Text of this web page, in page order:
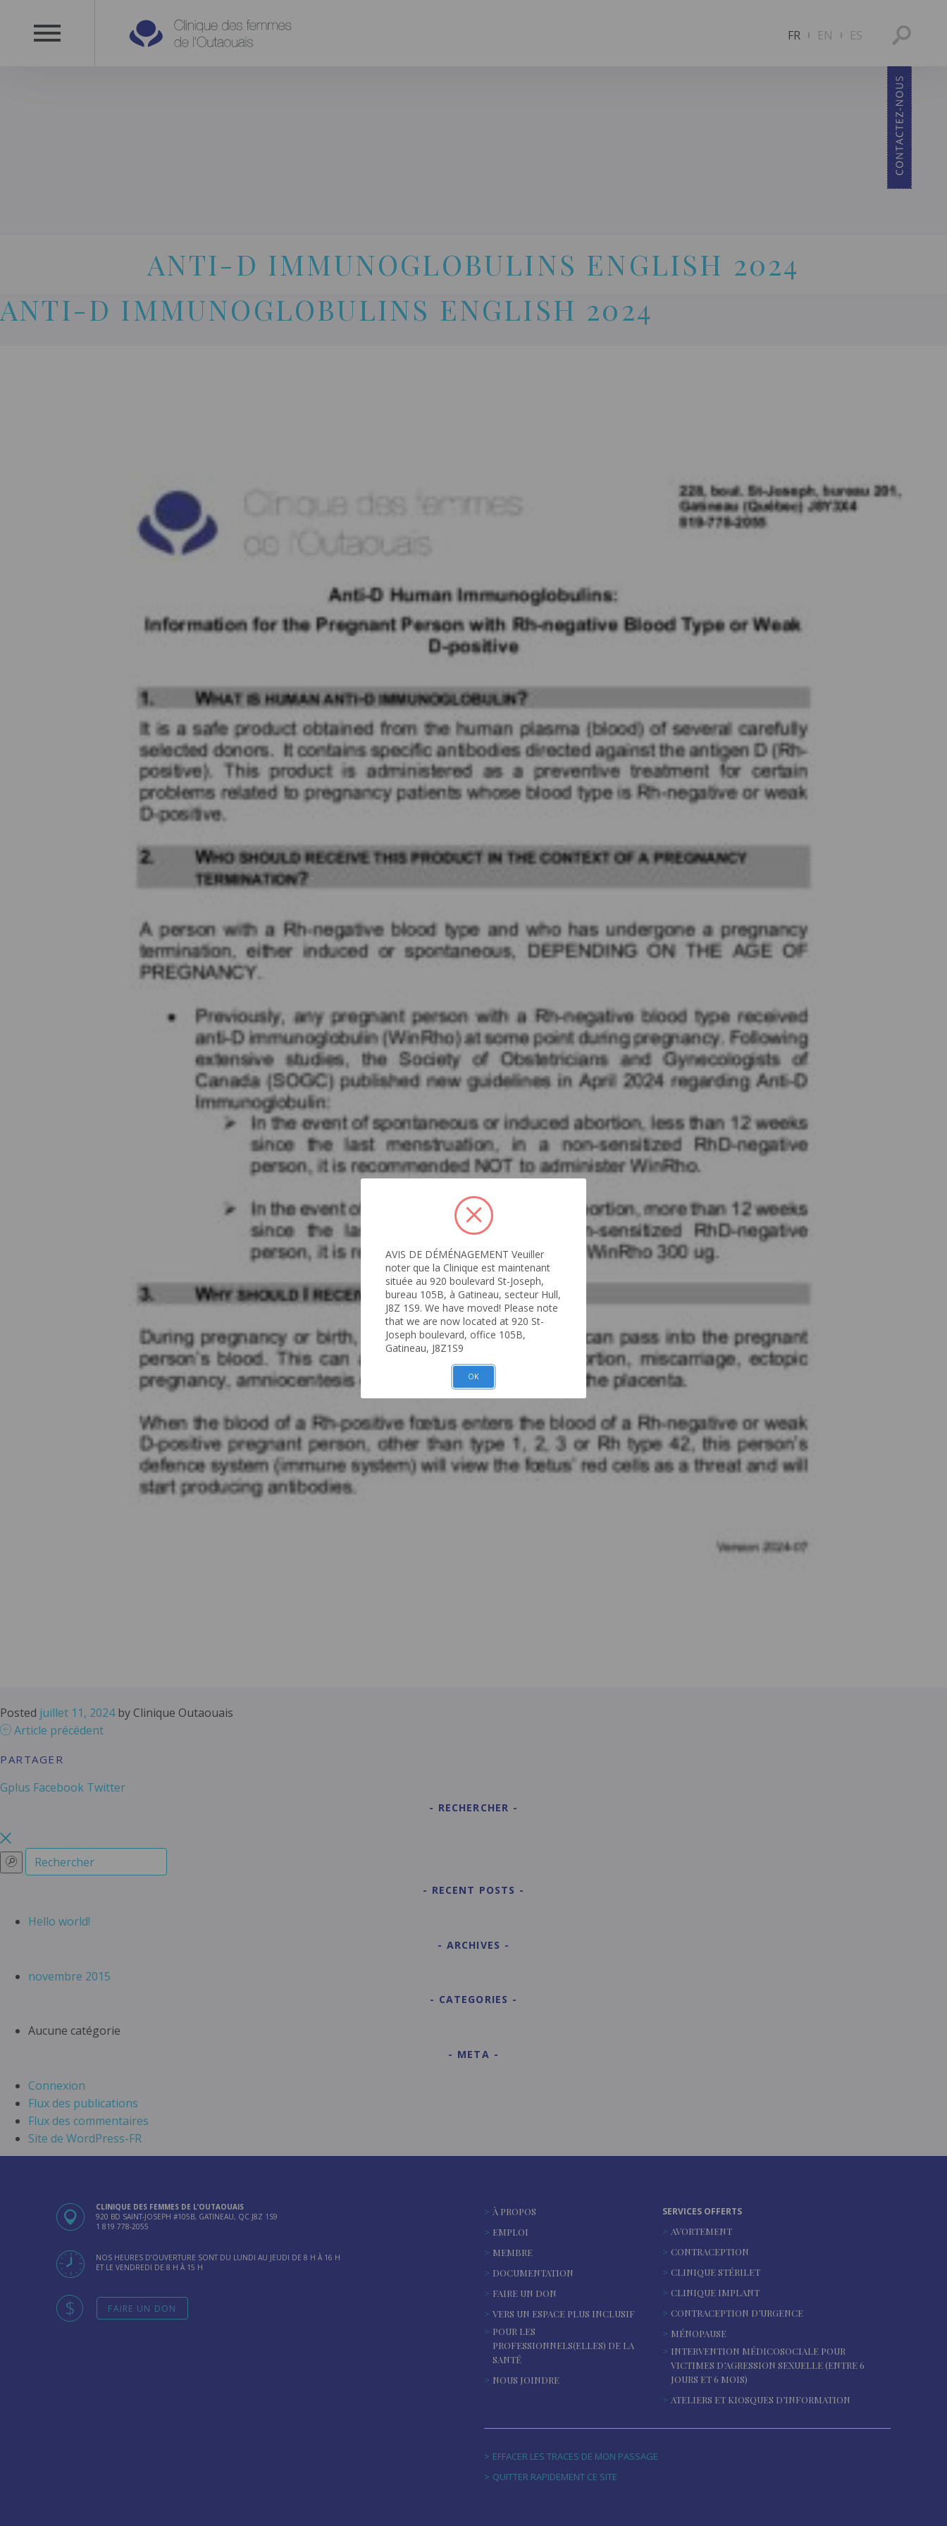
FR EN ES
ANTI-D IMMUNOGLOBULINS ENGLISH 2024
ANTI-D IMMUNOGLOBULINS ENGLISH 2024
Posted juillet 11, 2024by Clinique Outaouais
Article précédent
PARTAGER
Gplus Facebook Twitter
RECHERCHER
RECENT POSTS
Hello world!
ARCHIVES
novembre 2015
CATEGORIES
Aucune catégorie
META
Connexion
Flux des publications
Flux des commentaires
Site de WordPress-FR
CLINIQUE DES FEMMES DE L’OUTAOUAIS
920 BD SAINT-JOSEPH #105B, GATINEAU, QC J8Z 1S9
1 819 778-2055
NOS HEURES D’OUVERTURE SONT DU LUNDI AU JEUDI DE 8 H À 16 H
ET LE VENDREDI DE 8 H À 15 H
FAIRE UN DON
À PROPOS
EMPLOI
MEMBRE
DOCUMENTATION
FAIRE UN DON
VERS UN ESPACE PLUS INCLUSIF
POUR LES
PROFESSIONNELS(ELLES) DE LA
SANTÉ
NOUS JOINDRE
SERVICES OFFERTS
AVORTEMENT
CONTRACEPTION
CLINIQUE STÉRILET
CLINIQUE IMPLANT
CONTRACEPTION D’URGENCE
MÉNOPAUSE
INTERVENTION MÉDICOSOCIALE POUR
VICTIMES D’AGRESSION SEXUELLE (ENTRE 6
JOURS ET 6 MOIS)
ATELIERS ET KIOSQUES D’INFORMATION
EFFACER LES TRACES DE MON PASSAGE
QUITTER RAPIDEMENT CE SITE
AVIS DE DÉMÉNAGEMENT Veuiller
noter que la Clinique est maintenant
située au 920 boulevard St-Joseph,
bureau 105B, à Gatineau, secteur Hull,
J8Z 1S9. We have moved! Please note
that we are now located at 920 St-
Joseph boulevard, office 105B,
Gatineau, J8Z1S9
OK